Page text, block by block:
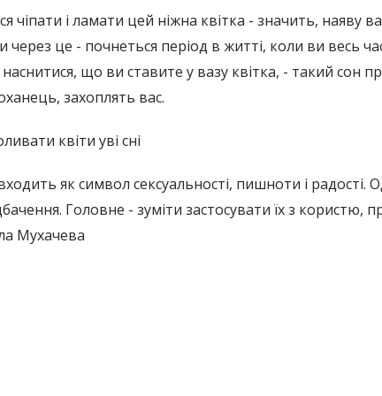
чіпати і ламати цей ніжна квітка - значить, наяву
це - почнеться період в житті, коли ви весь
що ви ставите у вазу квітка, - такий сон
захоплять вас.
квіти уві сні
як символ сексуальності, пишноти і
Головне - зуміти застосувати їх з користю,
Мухачева